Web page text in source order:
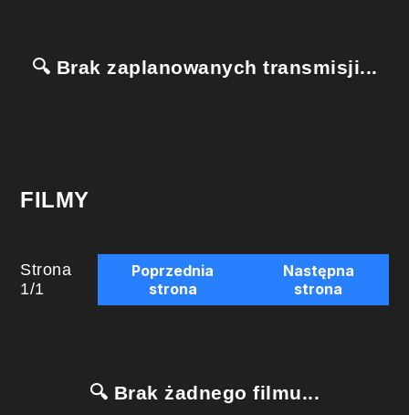
🔍 Brak zaplanowanych transmisji...
FILMY
Strona
1/1
Poprzednia
strona
Następna
strona
🔍 Brak żadnego filmu...